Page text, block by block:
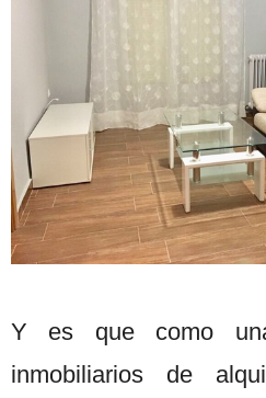
Y es que como
inmobiliarios de